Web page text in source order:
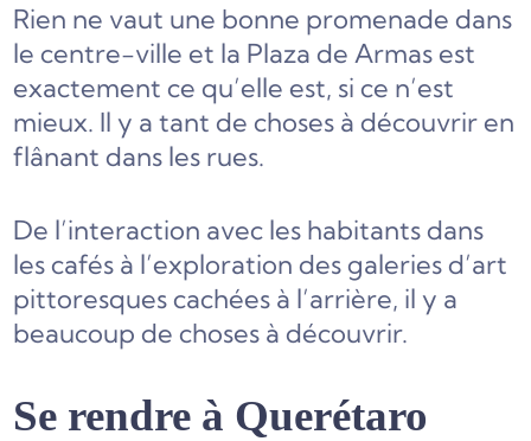
Rien ne vaut une bonne promenade dans
le centre-ville et la Plaza de Armas est
exactement ce qu’elle est, si ce n’est
mieux. Il y a tant de choses à découvrir en
flânant dans les rues.
De l’interaction avec les habitants dans
les cafés à l’exploration des galeries d’art
pittoresques cachées à l’arrière, il y a
beaucoup de choses à découvrir.
Se rendre à Querétaro